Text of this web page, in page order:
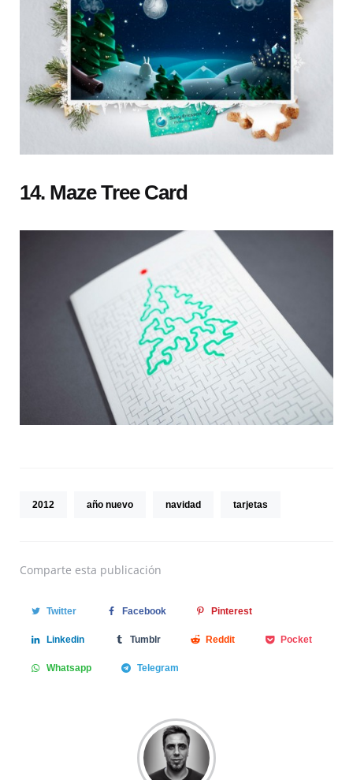
14. Maze Tree Card
2012 año nuevo navidad tarjetas
Comparte esta publicación
Twitter Facebook Pinterest
Linkedin Tumblr Reddit Pocket
Whatsapp Telegram